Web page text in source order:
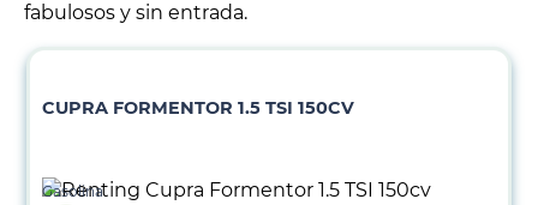
fabulosos y sin entrada.
CUPRA FORMENTOR 1.5 TSI 150CV
Gasolina